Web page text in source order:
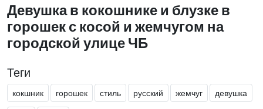
Девушка в кокошнике и блузке в
горошек с косой и жемчугом на
городской улице ЧБ
Теги
кокшник горошек стиль русский жемчуг девушка